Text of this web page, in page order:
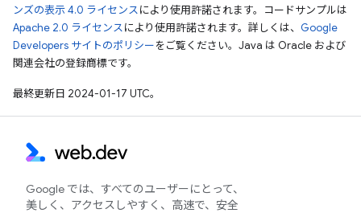
ンズの表示 4.0 ライセンスにより使用許諾されます。コードサンプルは
Apache 2.0 ライセンスにより使用許諾されます。詳しくは、 Google
Developers サイトのポリシーをご覧ください。Java は Oracle および
関連会社の登録商標です。
最終更新日 2024-01-17 UTC。
Google では、すべてのユーザーにとって、
美しく、アクセスしやすく、高速で、安全